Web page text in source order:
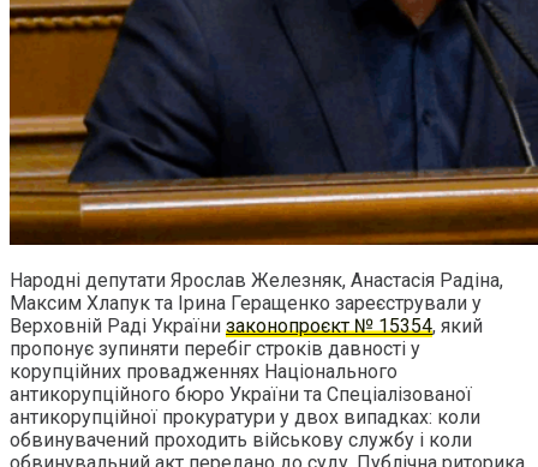
Народні депутати Ярослав Железняк, Анастасія Радіна,
Максим Хлапук та Ірина Геращенко зареєстрували у
Верховній Раді України законопроєкт № 15354, який
пропонує зупиняти перебіг строків давності у
корупційних провадженнях Національного
антикорупційного бюро України та Спеціалізованої
антикорупційної прокуратури у двох випадках: коли
обвинувачений проходить військову службу і коли